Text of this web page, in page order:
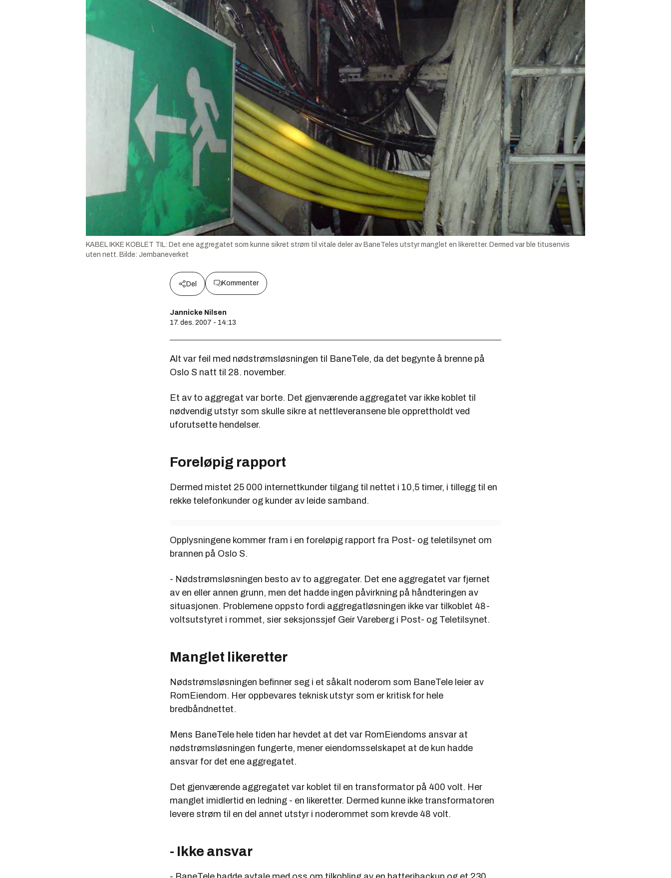
KABEL IKKE KOBLET TIL: Det ene aggregatet som kunne sikret strøm til vitale deler av BaneTeles utstyr manglet en likeretter. Dermed var ble titusenvis
uten nett. Bilde: Jernbaneverket
Del Kommenter
Jannicke Nilsen
17. des. 2007 - 14:13
Alt var feil med nødstrømsløsningen til BaneTele, da det begynte å brenne på
Oslo S natt til 28. november.
Et av to aggregat var borte. Det gjenværende aggregatet var ikke koblet til
nødvendig utstyr som skulle sikre at nettleveransene ble opprettholdt ved
uforutsette hendelser.
Foreløpig rapport
Dermed mistet 25 000 internettkunder tilgang til nettet i 10,5 timer, i tillegg til en
rekke telefonkunder og kunder av leide samband.
Opplysningene kommer fram i en foreløpig rapport fra Post- og teletilsynet om
brannen på Oslo S.
- Nødstrømsløsningen besto av to aggregater. Det ene aggregatet var fjernet
av en eller annen grunn, men det hadde ingen påvirkning på håndteringen av
situasjonen. Problemene oppsto fordi aggregatløsningen ikke var tilkoblet 48-
voltsutstyret i rommet, sier seksjonssjef Geir Vareberg i Post- og Teletilsynet.
Manglet likeretter
Nødstrømsløsningen befinner seg i et såkalt noderom som BaneTele leier av
RomEiendom. Her oppbevares teknisk utstyr som er kritisk for hele
bredbåndnettet.
Mens BaneTele hele tiden har hevdet at det var RomEiendoms ansvar at
nødstrømsløsningen fungerte, mener eiendomsselskapet at de kun hadde
ansvar for det ene aggregatet.
Det gjenværende aggregatet var koblet til en transformator på 400 volt. Her
manglet imidlertid en ledning - en likeretter. Dermed kunne ikke transformatoren
levere strøm til en del annet utstyr i noderommet som krevde 48 volt.
- Ikke ansvar